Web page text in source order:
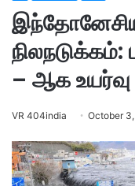
– ஆக உயர்வு
VR 404india October